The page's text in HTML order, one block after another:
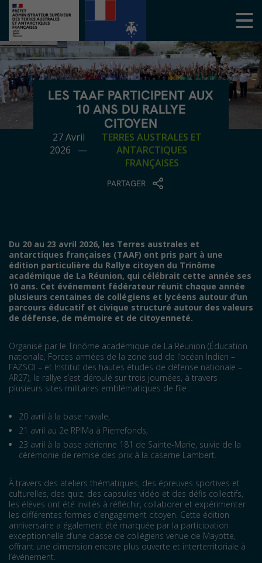
LES TAAF PARTICIPENT AUX
10 ANS DU RALLYE
CITOYEN
27 Avril
2026 —
TERRES AUSTRALES ET
ANTARCTIQUES
FRANÇAISES
PARTAGER
Du 20 au 23 avril 2026, les Terres australes et
antarctiques françaises (TAAF) ont pris part à une
édition particulière du Rallye citoyen du Trinôme
académique de La Réunion, qui célébrait cette année ses
10 ans. Cet événement fédérateur réunit chaque année
plusieurs centaines de collégiens et lycéens autour d’un
parcours éducatif et civique structuré autour des valeurs
de défense, de mémoire et de citoyenneté.
Organisé par le Trinôme académique de La Réunion (Éducation
nationale, Forces armées de la zone sud de l’océan Indien –
FAZSOI – et Institut des hautes études de défense nationale –
AR27), le rallye s’est déroulé sur trois journées, à travers
plusieurs sites militaires emblématiques de l’île :
20 avril à la base navale,
21 avril au 2e RPIMa à Pierrefonds,
23 avril à la base aérienne 181 de Sainte-Marie, suivie de la
cérémonie de remise des prix à la caserne Lambert.
À travers des ateliers thématiques, des épreuves sportives et
culturelles, des quiz, des capsules vidéo et des défis collectifs,
les élèves ont été invités à réfléchir, collaborer et expérimenter
les différentes formes d’engagement citoyen. Cette édition
anniversaire a également été marquée par la participation
exceptionnelle d’une classe de collégiens venue de Mayotte,
offrant une dimension encore plus ouverte et interterritoriale à
l’événement.